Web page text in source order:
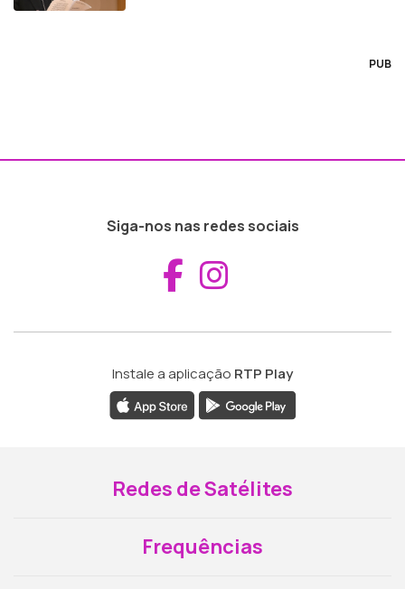
PUB
Siga-nos nas redes sociais
Aceder ao
Instale a aplicação RTP Play
Redes de Satélites
Frequências